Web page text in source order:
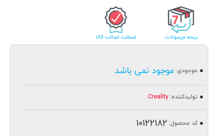
بیمه مرسولات ضمانت اصالت کالا
موجودی: موجود نمی باشد
تولیدکننده: Creality
کد محصول: 10122182